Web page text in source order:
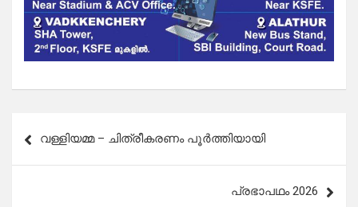
navigation
വള്ളിയമ്മ – ചിത്രീകരണം പൂർത്തിയായി
പ്രഭാപഥം 2026